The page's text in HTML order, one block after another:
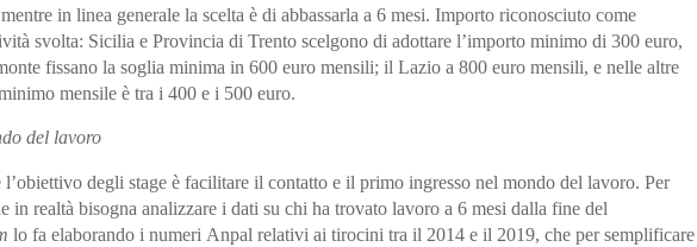
in linea generale la scelta è di abbassarla a 6 mesi. Importo riconosciuto come
svolta: Sicilia e Provincia di Trento scelgono di adottare l’importo minimo di 300 euro,
fissano la soglia minima in 600 euro mensili; il Lazio a 800 euro mensili, e nelle altre
mensile è tra i 400 e i 500 euro.
del lavoro
degli stage è facilitare il contatto e il primo ingresso nel mondo del lavoro. Per
in realtà bisogna analizzare i dati su chi ha trovato lavoro a 6 mesi dalla fine del
lo fa elaborando i numeri Anpal relativi ai tirocini tra il 2014 e il 2019, che per semplificare